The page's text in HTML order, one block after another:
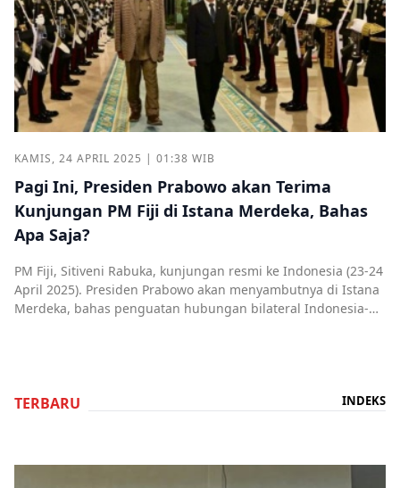
KAMIS, 24 APRIL 2025 | 01:38 WIB
Pagi Ini, Presiden Prabowo akan Terima
Kunjungan PM Fiji di Istana Merdeka, Bahas
Apa Saja?
PM Fiji, Sitiveni Rabuka, kunjungan resmi ke Indonesia (23-24
April 2025). Presiden Prabowo akan menyambutnya di Istana
Merdeka, bahas penguatan hubungan bilateral Indonesia-
TERBARU INDEKS